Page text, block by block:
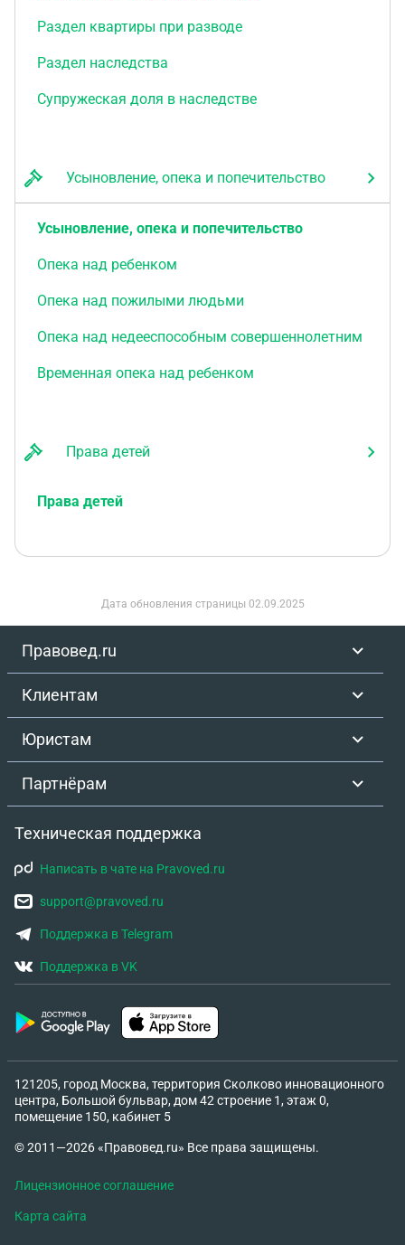
Раздел квартиры при разводе
Раздел наследства
Супружеская доля в наследстве
Усыновление, опека и попечительство
Усыновление, опека и попечительство
Опека над ребенком
Опека над пожилыми людьми
Опека над недееспособным совершеннолетним
Временная опека над ребенком
Права детей
Права детей
Дата обновления страницы 02.09.2025
Правовед.ru
Клиентам
Юристам
Партнёрам
Техническая поддержка
Написать в чате на Pravoved.ru
support@pravoved.ru
Поддержка в Telegram
Поддержка в VK
121205, город Москва, территория Сколково инновационного
центра, Большой бульвар, дом 42 строение 1, этаж 0,
помещение 150, кабинет 5
© 2011—2026 «Правовед.ru» Все права защищены.
Лицензионное соглашение
Карта сайта